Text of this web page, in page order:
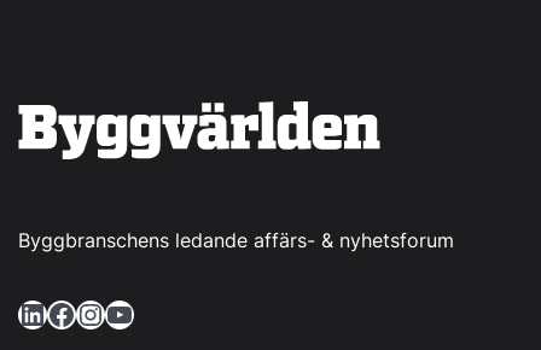
Byggbranschens ledande affärs- & nyhetsforum
LinkedIn Facebook InstagramYouTube